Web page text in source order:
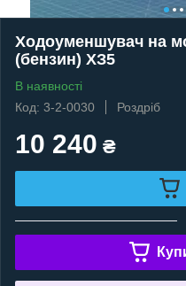
Ходоуменшувач на
(бензин) ХЗ5
В наявності
Код: 3-2-0030
Роздріб
10 240 ₴